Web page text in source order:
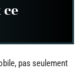
pas seulement